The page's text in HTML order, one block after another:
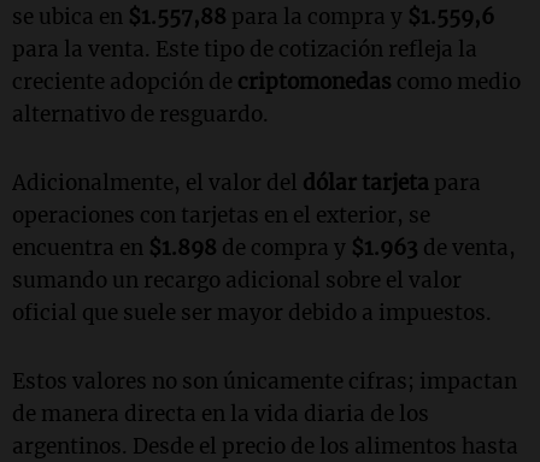
se ubica en $1.557,88 para la compra y $1.559,6
para la venta. Este tipo de cotización refleja la
creciente adopción de criptomonedas como medio
alternativo de resguardo.
Adicionalmente, el valor del dólar tarjeta para
operaciones con tarjetas en el exterior, se
encuentra en $1.898 de compra y $1.963 de venta,
sumando un recargo adicional sobre el valor
oficial que suele ser mayor debido a impuestos.
Estos valores no son únicamente cifras; impactan
de manera directa en la vida diaria de los
argentinos. Desde el precio de los alimentos hasta